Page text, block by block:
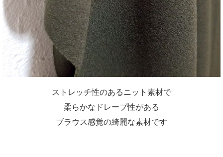
ストレッチ性のあるニット素材で
柔らかなドレープ性がある
ブラウス感覚の綺麗な素材です